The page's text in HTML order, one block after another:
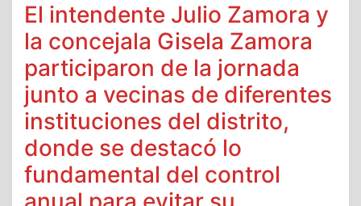
El intendente Julio Zamora y
la concejala Gisela Zamora
participaron de la jornada
junto a vecinas de diferentes
instituciones del distrito,
donde se destacó lo
fundamental del control